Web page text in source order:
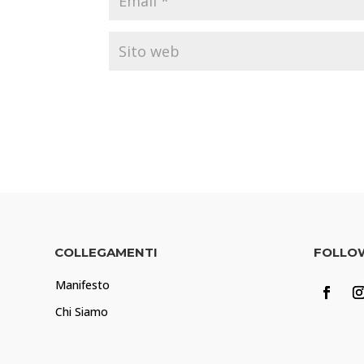
COLLEGAMENTI
Manifesto
Chi Siamo